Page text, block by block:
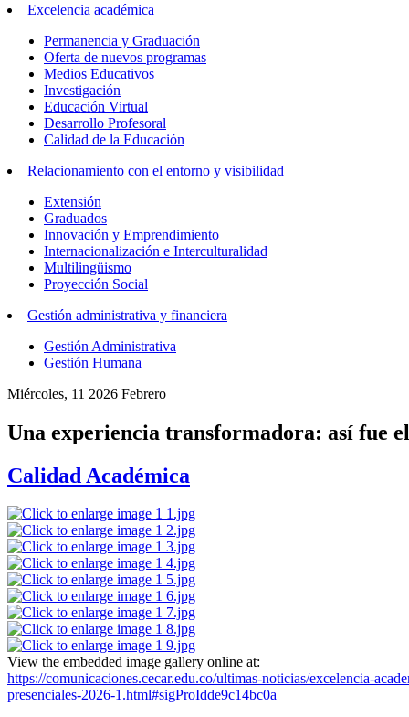
Excelencia académica
Permanencia y Graduación
Oferta de nuevos programas
Medios Educativos
Investigación
Educación Virtual
Desarrollo Profesoral
Calidad de la Educación
Relacionamiento con el entorno y visibilidad
Extensión
Graduados
Innovación y Emprendimiento
Internacionalización e Interculturalidad
Multilingüismo
Proyección Social
Gestión administrativa y financiera
Gestión Administrativa
Gestión Humana
Miércoles, 11 2026 Febrero
Una experiencia transformadora: así fue
Calidad Académica
View the embedded image gallery online at:
https://comunicaciones.cecar.edu.co/ultimas-noticias/excelencia-
presenciales-2026-1.html#sigProIdde9c14bc0a